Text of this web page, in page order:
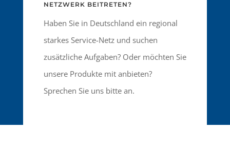
NETZWERK BEITRETEN?
Haben Sie in Deutschland ein regional
starkes Service-Netz und suchen
zusätzliche Aufgaben? Oder möchten Sie
unsere Produkte mit anbieten?
Sprechen Sie uns bitte an.